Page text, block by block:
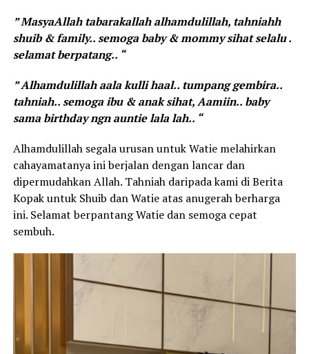
” MasyaAllah tabarakallah alhamdulillah, tahniahh
shuib & family.. semoga baby & mommy sihat selalu .
selamat berpatang.. “
” Alhamdulillah aala kulli haal.. tumpang gembira..
tahniah.. semoga ibu & anak sihat, Aamiin.. baby
sama birthday ngn auntie lala lah.. “
Alhamdulillah segala urusan untuk Watie melahirkan
cahayamatanya ini berjalan dengan lancar dan
dipermudahkan Allah. Tahniah daripada kami di Berita
Kopak untuk Shuib dan Watie atas anugerah berharga
ini. Selamat berpantang Watie dan semoga cepat
sembuh.